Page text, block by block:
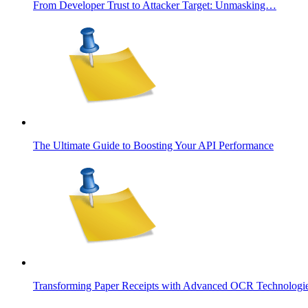
From Developer Trust to Attacker Target: Unmasking…
The Ultimate Guide to Boosting Your API Performance
Transforming Paper Receipts with Advanced OCR